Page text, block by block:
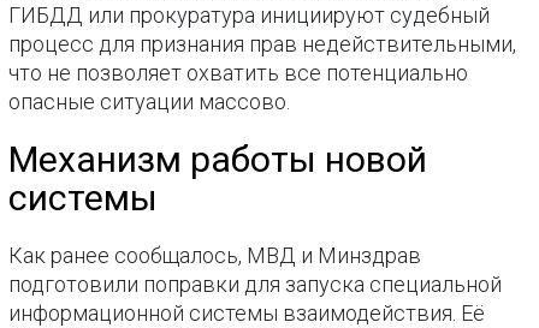
ГИБДД или прокуратура инициируют судебный
процесс для признания прав недействительными,
что не позволяет охватить все потенциально
опасные ситуации массово.
Механизм работы новой
системы
Как ранее сообщалось, МВД и Минздрав
подготовили поправки для запуска специальной
информационной системы взаимодействия. Её